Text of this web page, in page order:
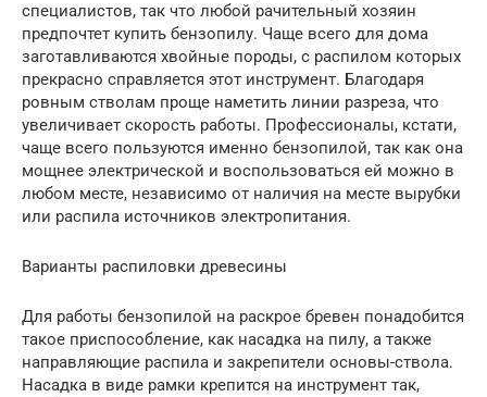
специалистов, так что любой рачительный хозяин
предпочтет купить бензопилу. Чаще всего для дома
заготавливаются хвойные породы, с распилом которых
прекрасно справляется этот инструмент. Благодаря
ровным стволам проще наметить линии разреза, что
увеличивает скорость работы. Профессионалы, кстати,
чаще всего пользуются именно бензопилой, так как она
мощнее электрической и воспользоваться ей можно в
любом месте, независимо от наличия на месте вырубки
или распила источников электропитания.
Варианты распиловки древесины
Для работы бензопилой на раскрое бревен понадобится
такое приспособление, как насадка на пилу, а также
направляющие распила и закрепители основы-ствола.
Насадка в виде рамки крепится на инструмент так,